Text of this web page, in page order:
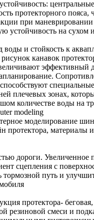
протекторного пояса,
при
устойчивость на сухом
и стойкость к
канавок
эффективный
плечевых зонах,
количестве воды на
modeling
моделирование
протектора, материалы
дороги. Увеличенное
сцепления с
тормозной путь и
протектора-
резиновой смеси и